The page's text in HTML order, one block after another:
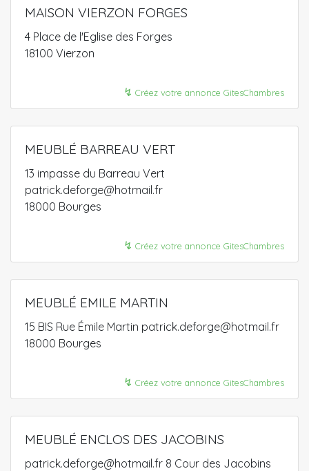
MAISON VIERZON FORGES
4 Place de l'Eglise des Forges
18100 Vierzon
↯ Créez votre annonce GitesChambres
MEUBLÉ BARREAU VERT
13 impasse du Barreau Vert
patrick.deforge@hotmail.fr
18000 Bourges
↯ Créez votre annonce GitesChambres
MEUBLÉ EMILE MARTIN
15 BIS Rue Émile Martin patrick.deforge@hotmail.fr
18000 Bourges
↯ Créez votre annonce GitesChambres
MEUBLÉ ENCLOS DES JACOBINS
patrick.deforge@hotmail.fr 8 Cour des Jacobins